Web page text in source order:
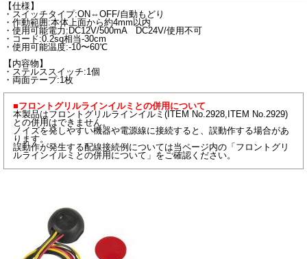
【仕様】
・スイッチタイプ:ON⇔OFF/自動もどり
・作動範囲:本体上面から約4mm以内
・使用可能電力:DC12V/500mA DC24V/使用不可
・コード:0.2sq相当-30cm
・使用可能温度:-10〜60℃
【内容物】
・ステルススイッチ:1個
・両面テープ:1枚
■フロントグリルラインイルミとの併用について
本製品はフロントグリルラインイルミ(ITEM No.2928,ITEM No.2929)
との併用はできません。
ノイズを発しやすい機器や電源線に接続すると、誤動作する場合があ
ります。
誤動作が発生する配線接続例については当ページ内の「フロントグリ
ルラインイルミとの併用について」をご確認ください。